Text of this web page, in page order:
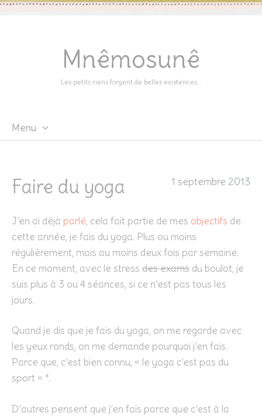
Mnêmosunê
Les petits riens forgent de belles existences…
Menu
Faire du yoga 1 septembre 2013
J’en ai déjà parlé, cela fait partie de mes objectifs de
cette année, je fais du yoga. Plus ou moins
régulièrement, mais au moins deux fois par semaine.
En ce moment, avec le stress des exams du boulot, je
suis plus à 3 ou 4 séances, si ce n’est pas tous les
jours.
Quand je dis que je fais du yoga, on me regarde avec
les yeux ronds, on me demande pourquoi j’en fais.
Parce que, c’est bien connu, « le yoga c’est pas du
sport » *.
D’autres pensent que j’en fais parce que c’est à la